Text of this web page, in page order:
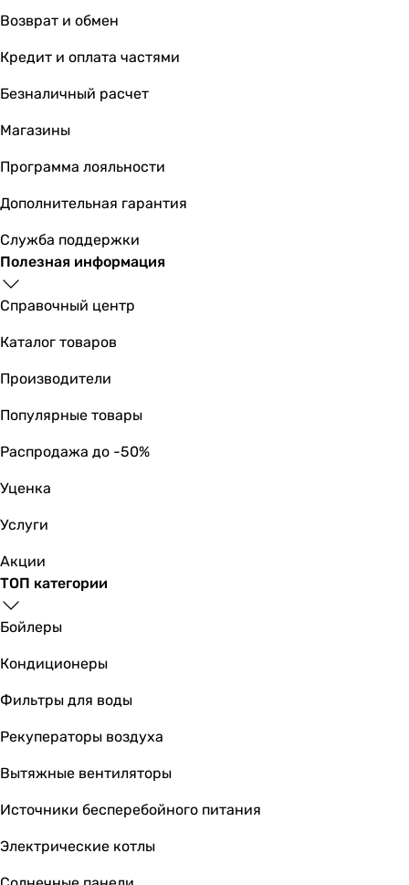
накладная, чаша
Установка
на столешницу
на столешницу
на столешницу
на столешницу
на столешницу
на столешницу
Перелив
без перелива
без перелива
без перелива
без перелива
без перелива
без перелива
без перелива
без перелива
без отверстия
без отверстия
без отверстия
без отверстия
без отверстия
без отверстия
без отверстия
без отверстия
Особенности модели
матовая поверхность
матовая поверхность
матовая поверхность
матовая поверхность
матовая поверхность
матовая поверхность
Возврат и обмен
Кредит и оплата частями
Безналичный расчет
Магазины
Программа лояльности
Дополнительная гарантия
Служба поддержки
Полезная информация
Справочный центр
Каталог товаров
Производители
Популярные товары
Распродажа до -50%
Уценка
Услуги
Акции
ТОП категории
Бойлеры
Кондиционеры
Фильтры для воды
Рекуператоры воздуха
Вытяжные вентиляторы
Источники бесперебойного питания
Электрические котлы